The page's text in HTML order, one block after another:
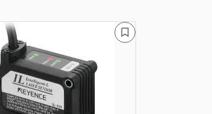
ブ
ッ